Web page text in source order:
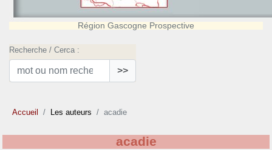
Région Gascogne Prospective
Recherche / Cerca :
>>
Accueil Les auteurs acadie
acadie